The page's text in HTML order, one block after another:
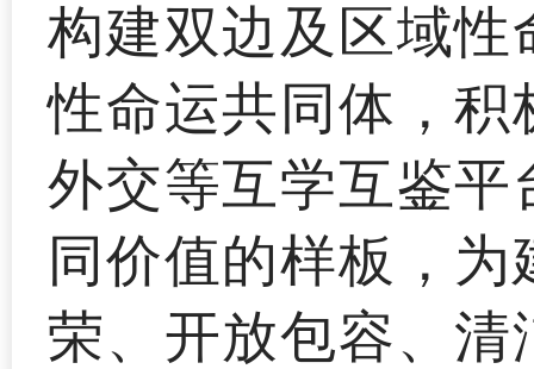
构建双边及区域
性命运共同体，
外交等互学互鉴
同价值的样板，
荣、开放包容、